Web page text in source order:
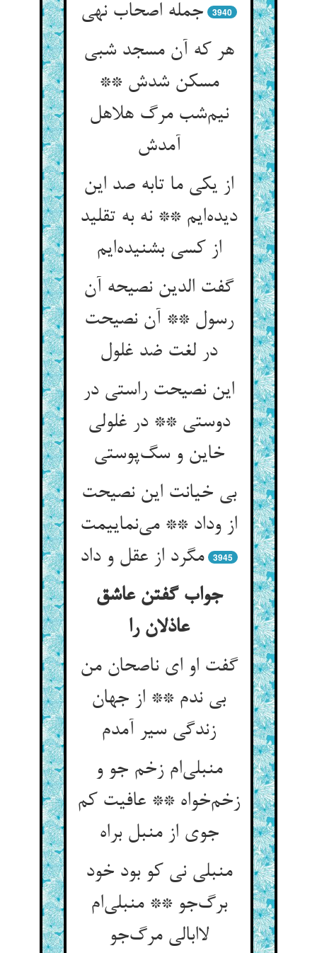
جمله اصحاب نهی
3940
هر که آن مسجد شبی
مسکن شدش **
نیم‌شب مرگ هلاهل
آمدش
از یکی ما تابه صد این
دیده‌ایم ** نه به تقلید
از کسی بشنیده‌ایم
گفت الدین نصیحه آن
رسول ** آن نصیحت
در لغت ضد غلول
این نصیحت راستی در
دوستی ** در غلولی
خاین و سگ‌پوستی
بی خیانت این نصیحت
از وداد ** می‌نماییمت
مگرد از عقل و داد
3945
جواب گفتن عاشق
عاذلان را
گفت او ای ناصحان من
بی ندم ** از جهان
زندگی سیر آمدم
منبلی‌ام زخم جو و
زخم‌خواه ** عافیت کم
جوی از منبل براه
منبلی نی کو بود خود
برگ‌جو ** منبلی‌ام
لاابالی مرگ‌جو